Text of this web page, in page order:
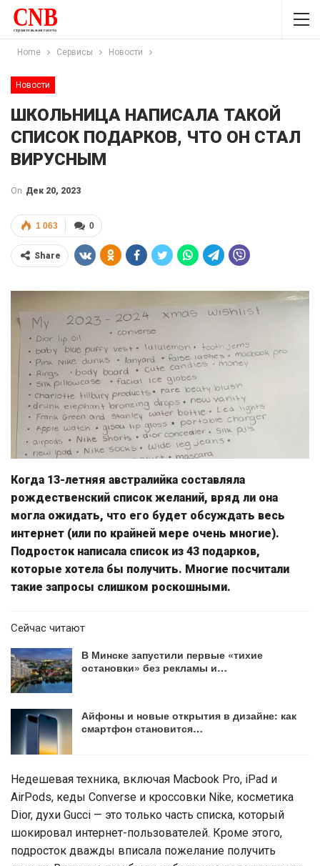
Home Сервисы Новости
Новости
ШКОЛЬНИЦА НАПИСАЛА ТАКОЙ
СПИСОК ПОДАРКОВ, ЧТО ОН СТАЛ
ВИРУСНЫМ
On Дек 20, 2023
0
1 063
Share
Когда 13-летняя австралийка составляла
рождественский список желаний, вряд ли она
могла ожидать, что его будет обсуждать весь
интернет (или по крайней мере очень многие).
Подросток написала список из 43 подарков,
которые хотела бы получить. Многие посчитали
такие запросы слишком роскошными.
Сейчас читают
В Минске запустили первые «тихие
остановки» без рекламы и…
Айфоны и новые открытия в дизайне: как
смартфон становится…
Недешевая техника, включая Macbook Pro, iPad и
AirPods, кеды Converse и кроссовки Nike, косметика
Dior, духи Gucci — это только часть списка, который
шокировал интернет-пользователей. Кроме этого,
подросток дважды вписала пожелание получить